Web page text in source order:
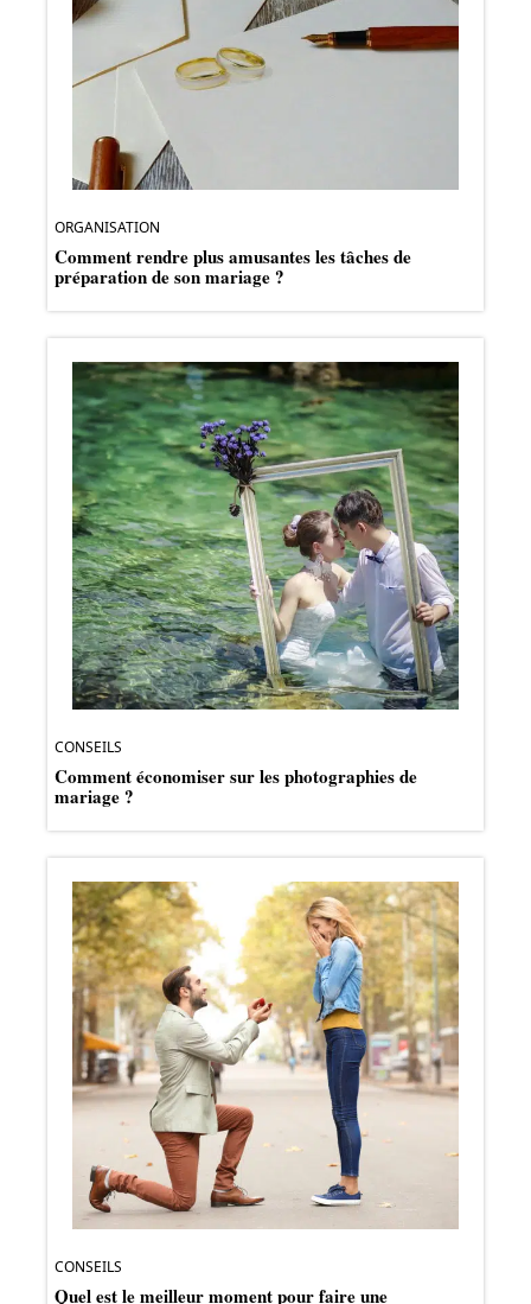
ORGANISATION
Comment rendre plus amusantes les tâches de
préparation de son mariage ?
CONSEILS
Comment économiser sur les photographies de
mariage ?
CONSEILS
Quel est le meilleur moment pour faire une